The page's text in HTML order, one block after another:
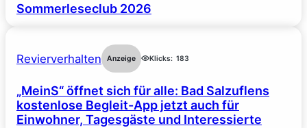
Sommerleseclub 2026
Revierverhalten Anzeige Klicks: 183
„MeinS“ öffnet sich für alle: Bad Salzuflens
kostenlose Begleit-App jetzt auch für
Einwohner, Tagesgäste und Interessierte